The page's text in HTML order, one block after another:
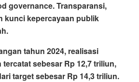
governance. Transparansi,
kunci kepercayaan publik
tahun 2024, realisasi
sebesar Rp 12,7 triliun,
target sebesar Rp 14,3 triliun.